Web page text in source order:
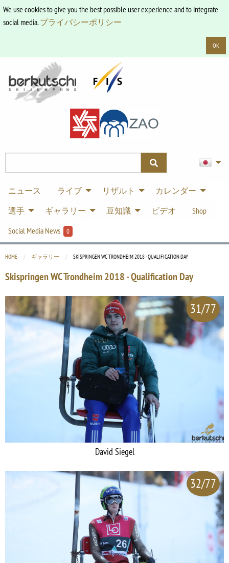
We use cookies to give you the best possible user experience and to integrate
social media.プライバシーポリシー
OK
ニュース ライブ リザルト
カレンダー
選手
ギャラリー 豆知識 ビデオ
Shop
Social Media News
0
HOME ギャラリー CURRENT:
SKISPRINGEN WC TRONDHEIM 2018 - QUALIFICATION DAY
Skispringen WC Trondheim 2018 - Qualification Day
31/77
David Siegel
32/77